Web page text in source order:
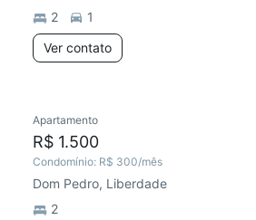
2
1
Ver contato
Apartamento
R$ 1.500
Condomínio: R$ 300/mês
Dom Pedro, Liberdade
2